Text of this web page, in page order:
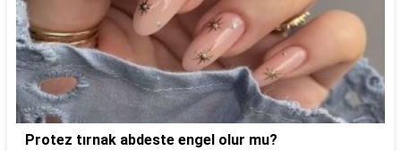
Protez tırnak abdeste engel olur mu?